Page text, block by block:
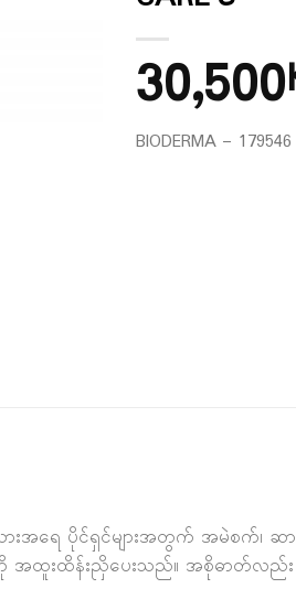
30,500
BIODERMA – 179546
အရေ ပိုင်ရှင်များအတွက် အမဲစက်၊ ဆ
ထူးထိန်းညှိပေးသည်။ အစိုဓာတ်လည်း